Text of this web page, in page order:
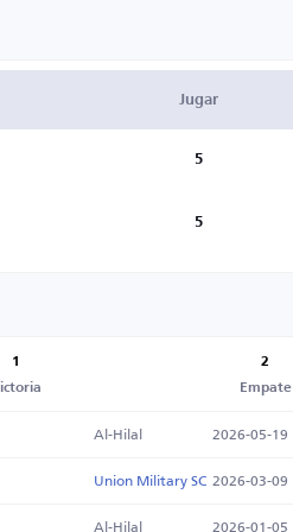
Jugar
5
5
1
2
Empate
Al-Hilal
2026-05-19
Union Military SC 2026-03-09